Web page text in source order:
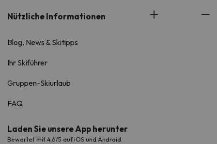
Nützliche Informationen
Blog, News & Skitipps
Ihr Skiführer
Gruppen-Skiurlaub
FAQ
Laden Sie unsere App herunter
Bewertet mit 4.6/5 auf iOS und Android.